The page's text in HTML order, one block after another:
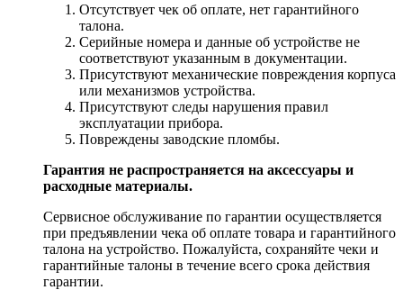
Отсутствует чек об оплате, нет гарантийного
талона.
Серийные номера и данные об устройстве не
соответствуют указанным в документации.
Присутствуют механические повреждения корпуса
или механизмов устройства.
Присутствуют следы нарушения правил
эксплуатации прибора.
Повреждены заводские пломбы.
Гарантия не распространяется на аксессуары и
расходные материалы.
Сервисное обслуживание по гарантии осуществляется
при предъявлении чека об оплате товара и гарантийного
талона на устройство. Пожалуйста, сохраняйте чеки и
гарантийные талоны в течение всего срока действия
гарантии.